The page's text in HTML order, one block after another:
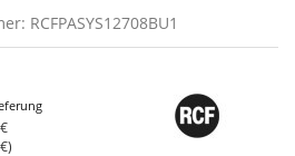
RCFPASYS12708BU1
)